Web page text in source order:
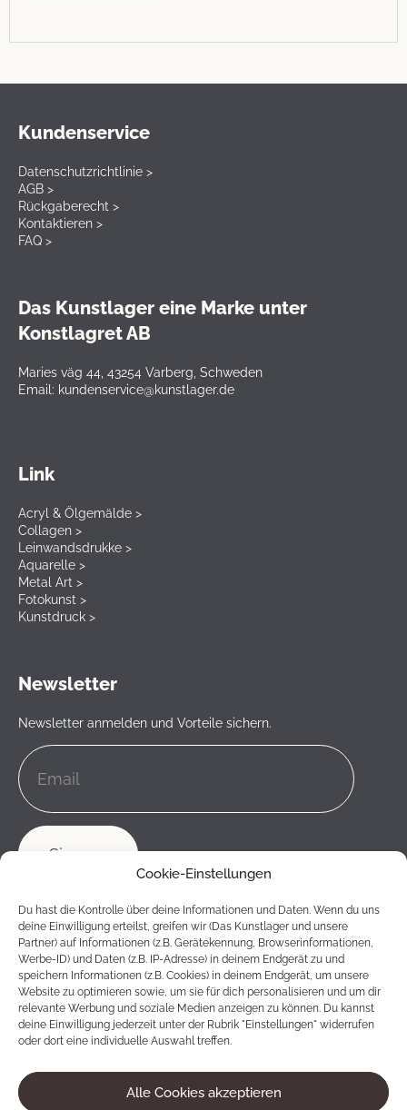
Cookie-Einstellungen
Du hast die Kontrolle über deine Informationen und Daten. Wenn du uns
deine Einwilligung erteilst, greifen wir (Das Kunstlager und unsere
Partner) auf Informationen (z.B. Gerätekennung, Browserinformationen,
Werbe-ID) und Daten (z.B. IP-Adresse) in deinem Endgerät zu und
speichern Informationen (z.B. Cookies) in deinem Endgerät, um unsere
Website zu optimieren sowie, um sie für dich personalisieren und um dir
relevante Werbung und soziale Medien anzeigen zu können. Du kannst
deine Einwilligung jederzeit unter der Rubrik "Einstellungen" widerrufen
oder dort eine individuelle Auswahl treffen.
Alle Cookies akzeptieren
Kundenservice
Datenschutzrichtlinie >
AGB >
Rückgaberecht >
Kontaktieren >
FAQ >
Das Kunstlager eine Marke unter
Konstlagret AB
Maries väg 44, 43254 Varberg, Schweden
Email: kundenservice@kunstlager.de
Link
Acryl & Ölgemälde >
Collagen >
Leinwandsdrukke >
Aquarelle >
Metal Art >
Fotokunst >
Kunstdruck >
Newsletter
Newsletter anmelden und Vorteile sichern.